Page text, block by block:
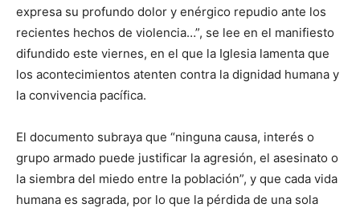
expresa su profundo dolor y enérgico repudio ante los
recientes hechos de violencia…”, se lee en el manifiesto
difundido este viernes, en el que la Iglesia lamenta que
los acontecimientos atenten contra la dignidad humana y
la convivencia pacífica.
El documento subraya que “ninguna causa, interés o
grupo armado puede justificar la agresión, el asesinato o
la siembra del miedo entre la población”, y que cada vida
humana es sagrada, por lo que la pérdida de una sola